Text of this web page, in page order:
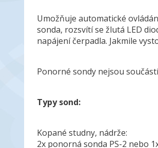
Umožňuje automatické
sonda, rozsvítí se žlutá LED
napájení čerpadla. Jakmile
Ponorné sondy nejsou
Typy sond:
Kopané studny, nádrže:
2x ponorná sonda PS-2 nebo